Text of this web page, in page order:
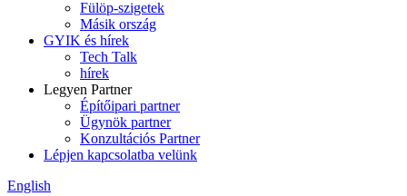
Fülöp-szigetek
Másik ország
GYIK és hírek
Tech Talk
hírek
Legyen Partner
Építőipari partner
Ügynök partner
Konzultációs Partner
Lépjen kapcsolatba velünk
English